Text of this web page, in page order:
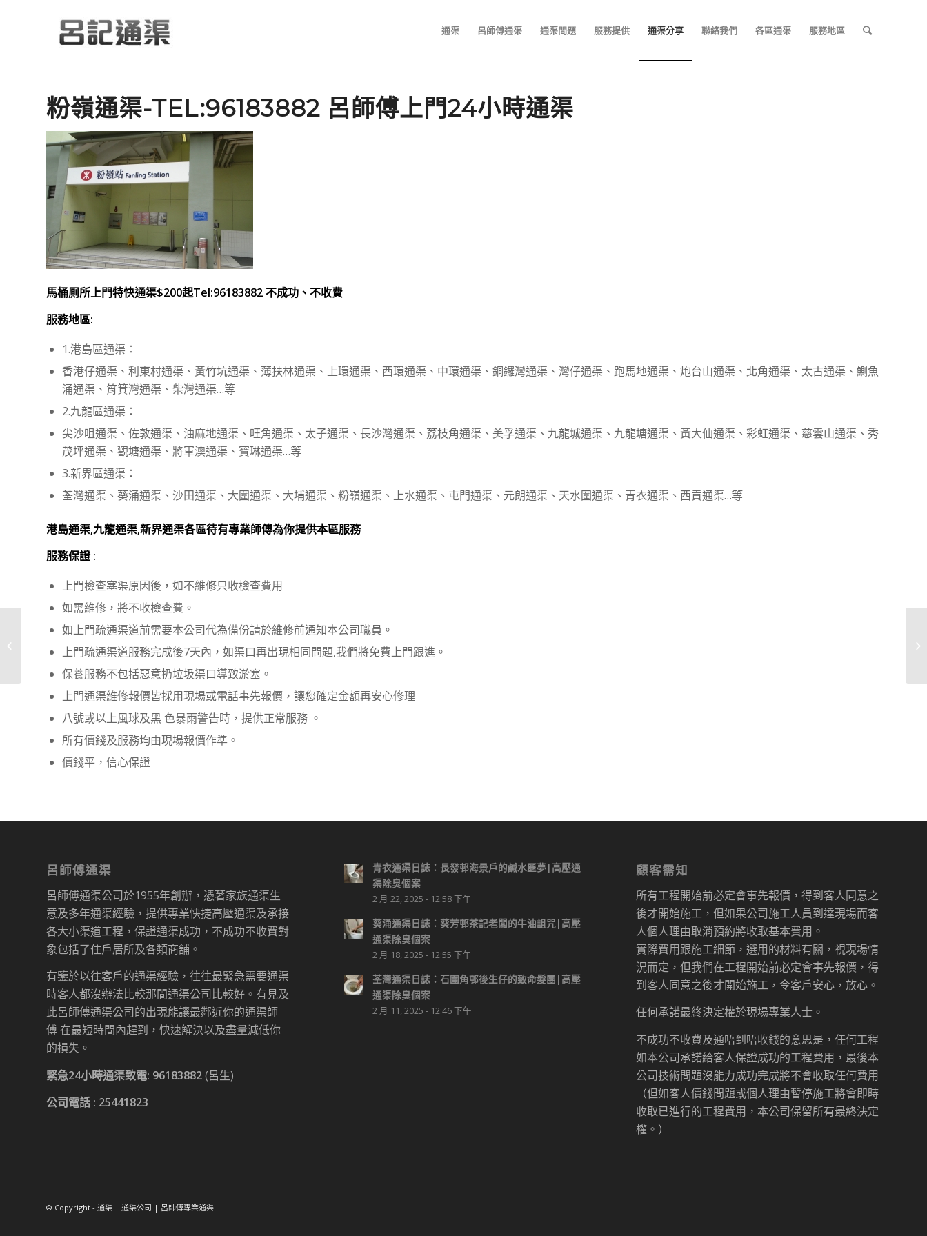
通渠 呂師傅通渠 通渠問題 服務提供 通渠分享 聯絡我們 各區通渠 服務地區
粉嶺通渠-TEL:96183882 呂師傅上門24小時通渠
馬桶厠所上門特快通渠$200起Tel:96183882 不成功、不收費
服務地區:
1.港島區通渠：
香港仔通渠、利東村通渠、黃竹坑通渠、薄扶林通渠、上環通渠、西環通渠、中環通渠、銅鑼灣通渠、灣仔通渠、跑馬地通渠、炮台山通渠、北角通渠、太古通渠、鰂魚
涌通渠、筲箕灣通渠、柴灣通渠…等
2.九龍區通渠：
尖沙咀通渠、佐敦通渠、油麻地通渠、旺角通渠、太子通渠、長沙灣通渠、荔枝角通渠、美孚通渠、九龍城通渠、九龍塘通渠、黃大仙通渠、彩虹通渠、慈雲山通渠、秀
茂坪通渠、觀塘通渠、將軍澳通渠、寶琳通渠…等
3.新界區通渠：
荃灣通渠、葵涌通渠、沙田通渠、大圍通渠、大埔通渠、粉嶺通渠、上水通渠、屯門通渠、元朗通渠、天水圍通渠、青衣通渠、西貢通渠…等
港島通渠,九龍通渠,新界通渠各區待有專業師傅為你提供本區服務
服務保證 :
上門檢查塞渠原因後，如不維修只收檢查費用
如需維修，將不收檢查費。
如上門疏通渠道前需要本公司代為備份請於維修前通知本公司職員。
上門疏通渠道服務完成後7天內，如渠口再出現相同問題,我們將免費上門跟進。
保養服務不包括惡意扔垃圾渠口導致淤塞。
上門通渠維修報價皆採用現場或電話事先報價，讓您確定金額再安心修理
八號或以上風球及黑 色暴雨警告時，提供正常服務 。
所有價錢及服務均由現場報價作準。
價錢平，信心保證
呂師傅通渠
呂師傅通渠公司於1955年創辦，憑著家族通渠生
意及多年通渠經驗，提供專業快捷高壓通渠及承接
各大小渠道工程，保證通渠成功，不成功不收費對
象包括了住戶居所及各類商舖。
有鑒於以往客戶的通渠經驗，往往最緊急需要通渠
時客人都沒辦法比較那間通渠公司比較好。有見及
此呂師傅通渠公司的出現能讓最鄰近你的通渠師
傅 在最短時間內趕到，快速解決以及盡量減低你
的損失。
緊急24小時通渠致電: 96183882(呂生)
公司電話 : 25441823
青衣通渠日誌：長發邨海景戶的鹹水噩夢|高壓通
渠除臭個案
2 月 22, 2025 - 12:58 下午
葵涌通渠日誌：葵芳邨茶記老闆的牛油詛咒|高壓
通渠除臭個案
2 月 18, 2025 - 12:55 下午
荃灣通渠日誌：石圍角邨後生仔的致命髮團|高壓
通渠除臭個案
2 月 11, 2025 - 12:46 下午
顧客需知
所有工程開始前必定會事先報價，得到客人同意之
後才開始施工，但如果公司施工人員到達現場而客
人個人理由取消預約將收取基本費用。
實際費用跟施工細節，選用的材料有關，視現場情
況而定，但我們在工程開始前必定會事先報價，得
到客人同意之後才開始施工，令客戶安心，放心。
任何承諾最終決定權於現場專業人士。
不成功不收費及通唔到唔收錢的意思是，任何工程
如本公司承諾給客人保證成功的工程費用，最後本
公司技術問題沒能力成功完成將不會收取任何費用
（但如客人價錢問題或個人理由暫停施工將會即時
收取已進行的工程費用，本公司保留所有最終決定
權。）
© Copyright - 通渠 | 通渠公司 | 呂師傅專業通渠
大埔墟通渠